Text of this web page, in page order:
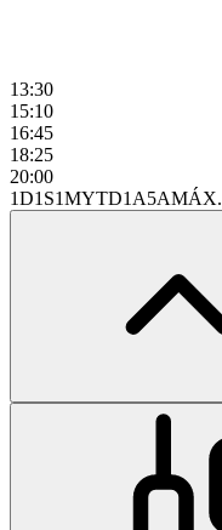
13:30
15:10
16:45
18:25
20:00
1D1S1MYTD1A5AMÁX.